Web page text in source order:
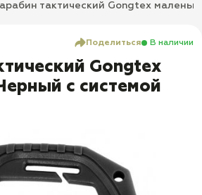
тактический Gongtex
Поделиться В наличии
Gongtex
с системой